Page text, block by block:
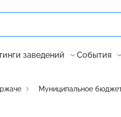
заведений События
Муниципальное